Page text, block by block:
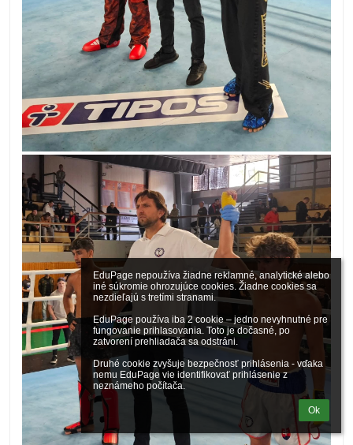
EduPage nepoužíva žiadne reklamné, analytické alebo
iné súkromie ohrozujúce cookies. Žiadne cookies sa
nezdieľajú s tretími stranami.
EduPage používa iba 2 cookie – jedno nevyhnutné pre
fungovanie prihlasovania. Toto je dočasné, po
zatvorení prehliadača sa odstráni.
Druhé cookie zvyšuje bezpečnosť prihlásenia - vďaka
nemu EduPage vie identifikovať prihlásenie z
neznámeho počítača.
Ok